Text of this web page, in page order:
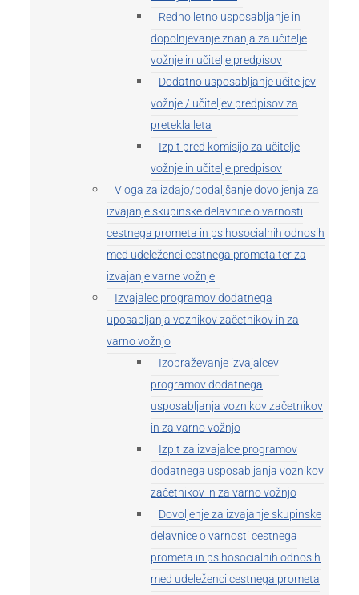
Redno letno usposabljanje in
dopolnjevanje znanja za učitelje
vožnje in učitelje predpisov
Dodatno usposabljanje učiteljev
vožnje / učiteljev predpisov za
pretekla leta
Izpit pred komisijo za učitelje
vožnje in učitelje predpisov
Vloga za izdajo/podaljšanje dovoljenja za
izvajanje skupinske delavnice o varnosti
cestnega prometa in psihosocialnih odnosih
med udeleženci cestnega prometa ter za
izvajanje varne vožnje
Izvajalec programov dodatnega
uposabljanja voznikov začetnikov in za
varno vožnjo
Izobraževanje izvajalcev
programov dodatnega
usposabljanja voznikov začetnikov
in za varno vožnjo
Izpit za izvajalce programov
dodatnega usposabljanja voznikov
začetnikov in za varno vožnjo
Dovoljenje za izvajanje skupinske
delavnice o varnosti cestnega
prometa in psihosocialnih odnosih
med udeleženci cestnega prometa